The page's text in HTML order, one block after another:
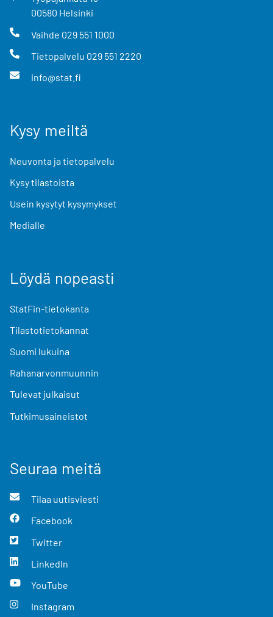
00580 Helsinki
Vaihde 029 551 1000
Tietopalvelu 029 551 2220
info@stat.fi
Kysy meiltä
Neuvonta ja tietopalvelu
Kysy tilastoista
Usein kysytyt kysymykset
Medialle
Löydä nopeasti
StatFin-tietokanta
Tilastotietokannat
Suomi lukuina
Rahanarvonmuunnin
Tulevat julkaisut
Tutkimusaineistot
Seuraa meitä
Tilaa uutisviesti
Facebook
Twitter
LinkedIn
YouTube
Instagram